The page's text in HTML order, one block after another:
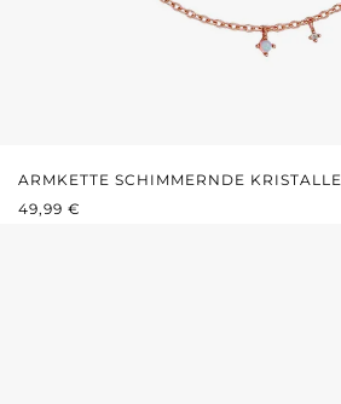
ARMKETTE SCHIMMERNDE KRISTALLE
REGULÄRER PREIS:
49,99 €